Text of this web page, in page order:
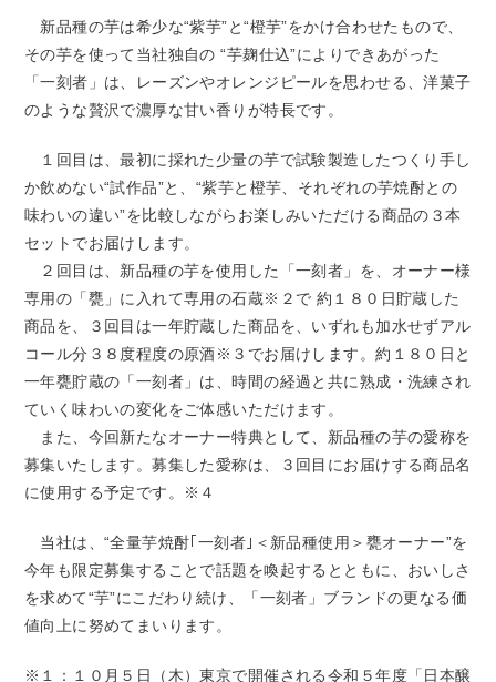
新品種の芋は希少な“紫芋”と“橙芋”をかけ合わせたもので、
その芋を使って当社独自の “芋麹仕込”によりできあがった
「一刻者」は、レーズンやオレンジピールを思わせる、洋菓子
のような贅沢で濃厚な甘い香りが特長です。
１回目は、最初に採れた少量の芋で試験製造したつくり手し
か飲めない“試作品”と、“紫芋と橙芋、それぞれの芋焼酎との
味わいの違い”を比較しながらお楽しみいただける商品の３本
セットでお届けします。
２回目は、新品種の芋を使用した「一刻者」を、オーナー様
専用の「甕」に入れて専用の石蔵※２で 約１８０日貯蔵した
商品を、３回目は一年貯蔵した商品を、いずれも加水せずアル
コール分３８度程度の原酒※３でお届けします。約１８０日と
一年甕貯蔵の「一刻者」は、時間の経過と共に熟成・洗練され
ていく味わいの変化をご体感いただけます。
また、今回新たなオーナー特典として、新品種の芋の愛称を
募集いたします。募集した愛称は、３回目にお届けする商品名
に使用する予定です。※４
当社は、“全量芋焼酎｢一刻者｣＜新品種使用＞甕オーナー”を
今年も限定募集することで話題を喚起するとともに、おいしさ
を求めて“芋”にこだわり続け、「一刻者」ブランドの更なる価
値向上に努めてまいります。
※１：１０月５日（木）東京で開催される令和５年度「日本醸